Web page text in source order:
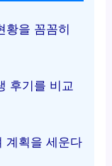
황을 꼼꼼히
후기를 비교
계획을 세운다